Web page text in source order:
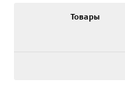
Товары